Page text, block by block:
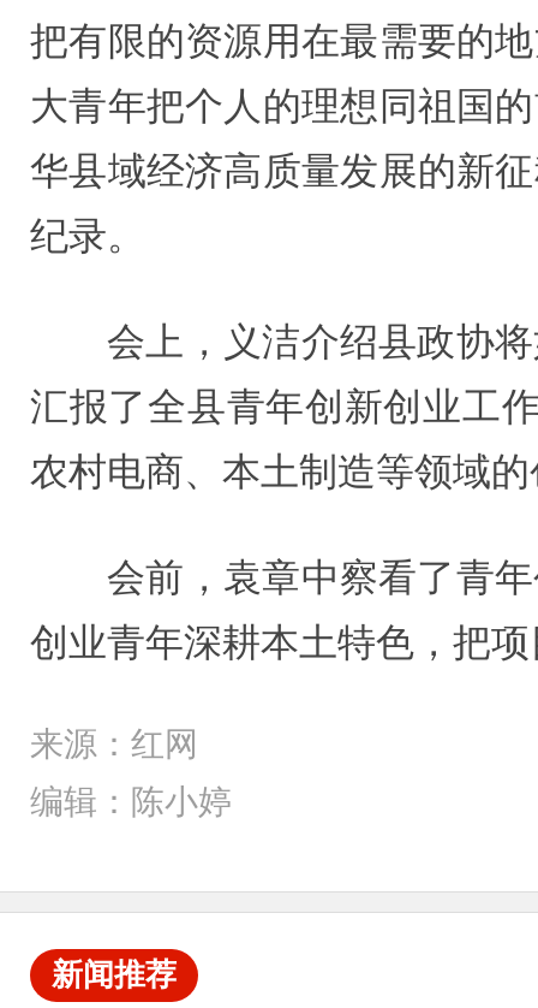
把有限的资源用在最需要的
大青年把个人的理想同祖国
华县域经济高质量发展的新
纪录。
会上，义洁介绍县政协
汇报了全县青年创新创业工
农村电商、本土制造等领域
会前，袁章中察看了青
创业青年深耕本土特色，把
来源：红网
编辑：陈小婷
新闻推荐